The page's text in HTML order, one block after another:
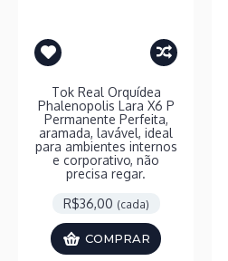
Tok Real Orquídea
Phalenopolis Lara X6 P
Permanente Perfeita,
aramada, lavável, ideal
para ambientes internos
e corporativo, não
precisa regar.
R$36,00 (cada)
COMPRAR